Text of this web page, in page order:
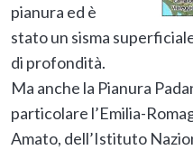
pianura ed è
stato un sisma
di profondità.
Ma anche la Pianura
particolare l’Emilia-
Amato, dell’Istituto